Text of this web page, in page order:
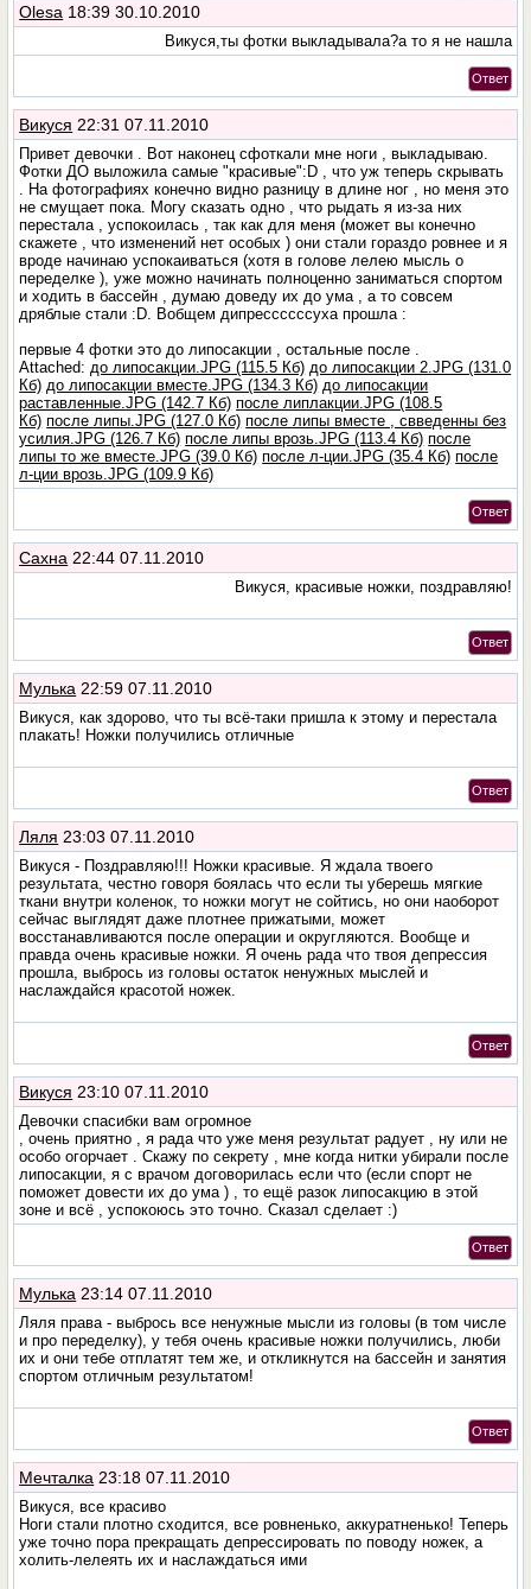
Olesa 18:39 30.10.2010
Викуся,ты фотки выкладывала?а то я не нашла
Ответ
Викуся 22:31 07.11.2010
Привет девочки . Вот наконец сфоткали мне ноги , выкладываю.
Фотки ДО выложила самые "красивые":D , что уж теперь скрывать
. На фотографиях конечно видно разницу в длине ног , но меня это
не смущает пока. Могу сказать одно , что рыдать я из-за них
перестала , успокоилась , так как для меня (может вы конечно
скажете , что изменений нет особых ) они стали гораздо ровнее и я
вроде начинаю успокаиваться (хотя в голове лелею мысль о
переделке ), уже можно начинать полноценно заниматься спортом
и ходить в бассейн , думаю доведу их до ума , а то совсем
дряблые стали :D. Вобщем дипрессссссуха прошла :
первые 4 фотки это до липосакции , остальные после .
Attached: до липосакции.JPG (115.5 Кб) до липосакции 2.JPG (131.0
Кб) до липосакции вместе.JPG (134.3 Кб) до липосакции
раставленные.JPG (142.7 Кб) после липлакции.JPG (108.5
Кб) после липы.JPG (127.0 Кб) после липы вместе , свведенны без
усилия.JPG (126.7 Кб) после липы врозь.JPG (113.4 Кб) после
липы то же вместе.JPG (39.0 Кб) после л-ции.JPG (35.4 Кб) после
л-ции врозь.JPG (109.9 Кб)
Ответ
Сахна 22:44 07.11.2010
Викуся, красивые ножки, поздравляю!
Ответ
Мулька 22:59 07.11.2010
Викуся, как здорово, что ты всё-таки пришла к этому и перестала
плакать! Ножки получились отличные
Ответ
Ляля 23:03 07.11.2010
Викуся - Поздравляю!!! Ножки красивые. Я ждала твоего
результата, честно говоря боялась что если ты уберешь мягкие
ткани внутри коленок, то ножки могут не сойтись, но они наоборот
сейчас выглядят даже плотнее прижатыми, может
восстанавливаются после операции и округляются. Вообще и
правда очень красивые ножки. Я очень рада что твоя депрессия
прошла, выбрось из головы остаток ненужных мыслей и
наслаждайся красотой ножек.
Ответ
Викуся 23:10 07.11.2010
Девочки спасибки вам огромное
, очень приятно , я рада что уже меня результат радует , ну или не
особо огорчает . Скажу по секрету , мне когда нитки убирали после
липосакции, я с врачом договорилась если что (если спорт не
поможет довести их до ума ) , то ещё разок липосакцию в этой
зоне и всё , успокоюсь это точно. Сказал сделает :)
Ответ
Мулька 23:14 07.11.2010
Ляля права - выбрось все ненужные мысли из головы (в том числе
и про переделку), у тебя очень красивые ножки получились, люби
их и они тебе отплатят тем же, и откликнутся на бассейн и занятия
спортом отличным результатом!
Ответ
Мечталка 23:18 07.11.2010
Викуся, все красиво
Ноги стали плотно сходится, все ровненько, аккуратненько! Теперь
уже точно пора прекращать депрессировать по поводу ножек, а
холить-лелеять их и наслаждаться ими